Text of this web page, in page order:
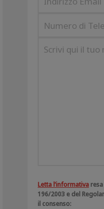
Letta l’informativa
196/2003 e del
il consenso: